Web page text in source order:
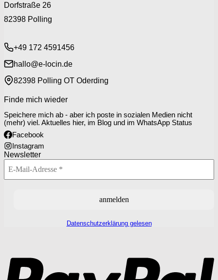
Dorfstraße 26
82398 Polling
+49 172 4591456
hallo@e-locin.de
82398 Polling OT Oderding
Finde mich wieder
Speichere mich ab - aber ich poste in sozialen Medien nicht
(mehr) viel. Aktuelles hier, im Blog und im WhatsApp Status
Facebook
Instagram
Newsletter
Datenschutzerklärung gelesen